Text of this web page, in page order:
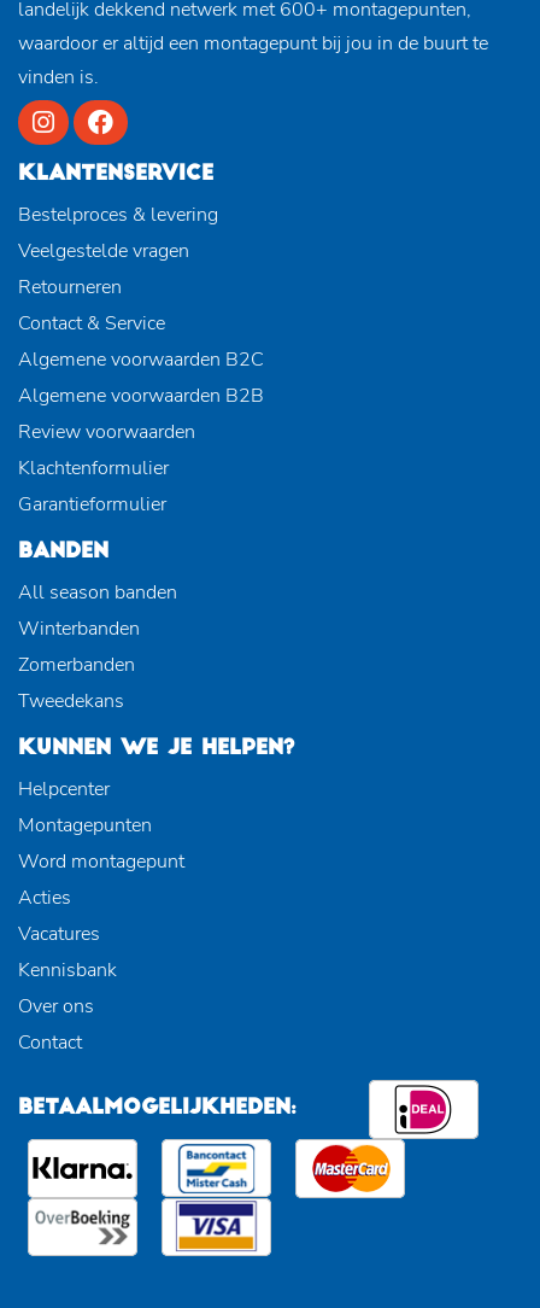
landelijk dekkend netwerk met 600+ montagepunten,
waardoor er altijd een montagepunt bij jou in de buurt te
vinden is.
KLANTENSERVICE
Bestelproces & levering
Veelgestelde vragen
Retourneren
Contact & Service
Algemene voorwaarden B2C
Algemene voorwaarden B2B
Review voorwaarden
Klachtenformulier
Garantieformulier
BANDEN
All season banden
Winterbanden
Zomerbanden
Tweedekans
KUNNEN WE JE HELPEN?
Helpcenter
Montagepunten
Word montagepunt
Acties
Vacatures
Kennisbank
Over ons
Contact
BETAALMOGELIJKHEDEN: